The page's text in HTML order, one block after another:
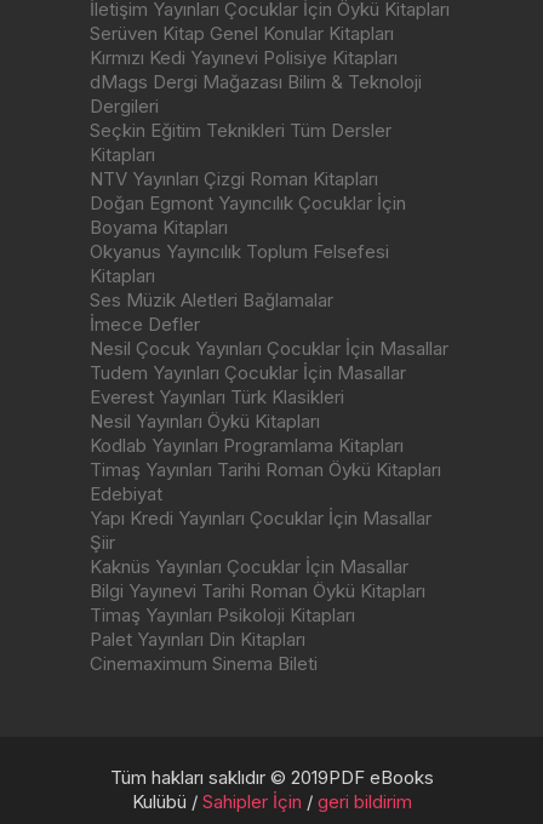
İletişim Yayınları Çocuklar İçin Öykü Kitapları
Serüven Kitap Genel Konular Kitapları
Kırmızı Kedi Yayınevi Polisiye Kitapları
dMags Dergi Mağazası Bilim & Teknoloji
Dergileri
Seçkin Eğitim Teknikleri Tüm Dersler
Kitapları
NTV Yayınları Çizgi Roman Kitapları
Doğan Egmont Yayıncılık Çocuklar İçin
Boyama Kitapları
Okyanus Yayıncılık Toplum Felsefesi
Kitapları
Ses Müzik Aletleri Bağlamalar
İmece Defler
Nesil Çocuk Yayınları Çocuklar İçin Masallar
Tudem Yayınları Çocuklar İçin Masallar
Everest Yayınları Türk Klasikleri
Nesil Yayınları Öykü Kitapları
Kodlab Yayınları Programlama Kitapları
Timaş Yayınları Tarihi Roman Öykü Kitapları
Edebiyat
Yapı Kredi Yayınları Çocuklar İçin Masallar
Şiir
Kaknüs Yayınları Çocuklar İçin Masallar
Bilgi Yayınevi Tarihi Roman Öykü Kitapları
Timaş Yayınları Psikoloji Kitapları
Palet Yayınları Din Kitapları
Cinemaximum Sinema Bileti
Tüm hakları saklıdır © 2019PDF eBooks
Kulübü / Sahipler İçin / geri bildirim